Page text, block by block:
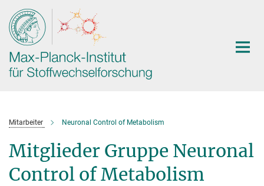
Hauptinhalt
Mitarbeiter Neuronal Control of Metabolism
Mitglieder Gruppe Neuronal
Control of Metabolism